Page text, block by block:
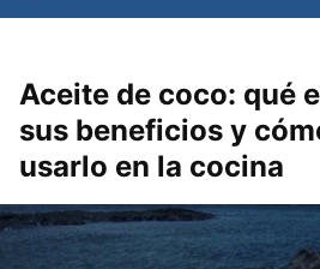
Aceite de coco: qué
sus beneficios y
usarlo en la cocina